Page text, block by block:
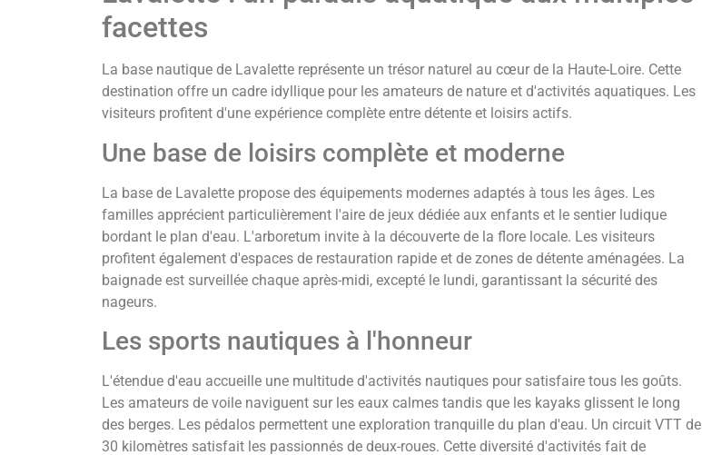
facettes
La base nautique de Lavalette représente un trésor naturel au cœur de la Haute-Loire. Cette
destination offre un cadre idyllique pour les amateurs de nature et d'activités aquatiques. Les
visiteurs profitent d'une expérience complète entre détente et loisirs actifs.
Une base de loisirs complète et moderne
La base de Lavalette propose des équipements modernes adaptés à tous les âges. Les
familles apprécient particulièrement l'aire de jeux dédiée aux enfants et le sentier ludique
bordant le plan d'eau. L'arboretum invite à la découverte de la flore locale. Les visiteurs
profitent également d'espaces de restauration rapide et de zones de détente aménagées. La
baignade est surveillée chaque après-midi, excepté le lundi, garantissant la sécurité des
nageurs.
Les sports nautiques à l'honneur
L'étendue d'eau accueille une multitude d'activités nautiques pour satisfaire tous les goûts.
Les amateurs de voile naviguent sur les eaux calmes tandis que les kayaks glissent le long
des berges. Les pédalos permettent une exploration tranquille du plan d'eau. Un circuit VTT de
30 kilomètres satisfait les passionnés de deux-roues. Cette diversité d'activités fait de